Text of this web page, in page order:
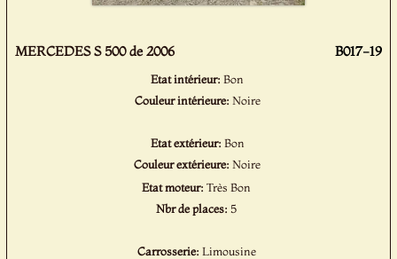
MERCEDES S 500 de 2006 B017-19
Etat intérieur:Bon
Couleur intérieure: Noire
Etat extérieur: Bon
Couleur extérieure:Noire
Etat moteur:Très Bon
Nbr de places: 5
Carrosserie: Limousine